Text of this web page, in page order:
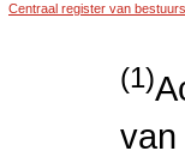
Centraal register van
(1)
van